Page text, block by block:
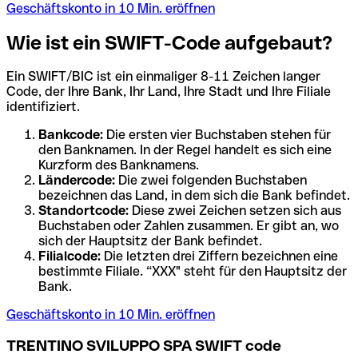
Geschäftskonto in 10 Min. eröffnen
Wie ist ein SWIFT-Code aufgebaut?
Ein SWIFT/BIC ist ein einmaliger 8-11 Zeichen langer
Code, der Ihre Bank, Ihr Land, Ihre Stadt und Ihre Filiale
identifiziert.
Bankcode: Die ersten vier Buchstaben stehen für
den Banknamen. In der Regel handelt es sich eine
Kurzform des Banknamens.
Ländercode: Die zwei folgenden Buchstaben
bezeichnen das Land, in dem sich die Bank befindet.
Standortcode: Diese zwei Zeichen setzen sich aus
Buchstaben oder Zahlen zusammen. Er gibt an, wo
sich der Hauptsitz der Bank befindet.
Filialcode: Die letzten drei Ziffern bezeichnen eine
bestimmte Filiale. “XXX" steht für den Hauptsitz der
Bank.
Geschäftskonto in 10 Min. eröffnen
TRENTINO SVILUPPO SPA SWIFT code